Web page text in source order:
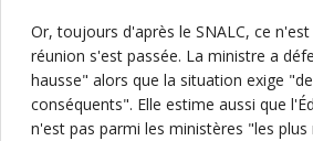
Or, toujours d'après le SNALC, ce
réunion s'est passée. La ministre a
hausse" alors que la situation exige
conséquents". Elle estime aussi que
n'est pas parmi les ministères "les